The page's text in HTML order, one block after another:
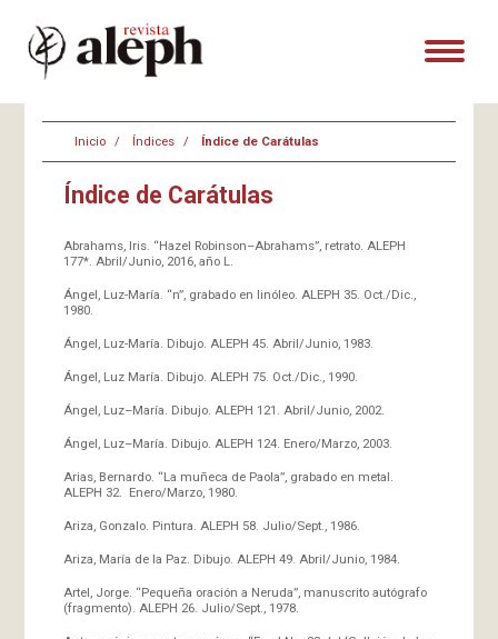
Inicio Índices Índice de Carátulas
Índice de Carátulas
Abrahams, Iris. “Hazel Robinson–Abrahams”, retrato. ALEPH
177*. Abril/Junio, 2016, año L.
Ángel, Luz-María. “n”, grabado en linóleo. ALEPH 35. Oct./Dic.,
1980.
Ángel, Luz-María. Dibujo. ALEPH 45. Abril/Junio, 1983.
Ángel, Luz María. Dibujo. ALEPH 75. Oct./Dic., 1990.
Ángel, Luz–María. Dibujo. ALEPH 121. Abril/Junio, 2002.
Ángel, Luz–María. Dibujo. ALEPH 124. Enero/Marzo, 2003.
Arias, Bernardo. “La muñeca de Paola”, grabado en metal.
ALEPH 32. Enero/Marzo, 1980.
Ariza, Gonzalo. Pintura. ALEPH 58. Julio/Sept., 1986.
Ariza, María de la Paz. Dibujo. ALEPH 49. Abril/Junio, 1984.
Artel, Jorge. “Pequeña oración a Neruda”, manuscrito autógrafo
(fragmento). ALEPH 26. Julio/Sept., 1978.